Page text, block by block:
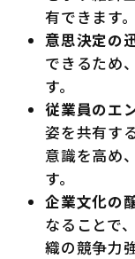
有できます。
意思決定の
できるため
す。
従業員のエ
姿を共有す
意識を高め
す。
企業文化の
なることで
織の競争力